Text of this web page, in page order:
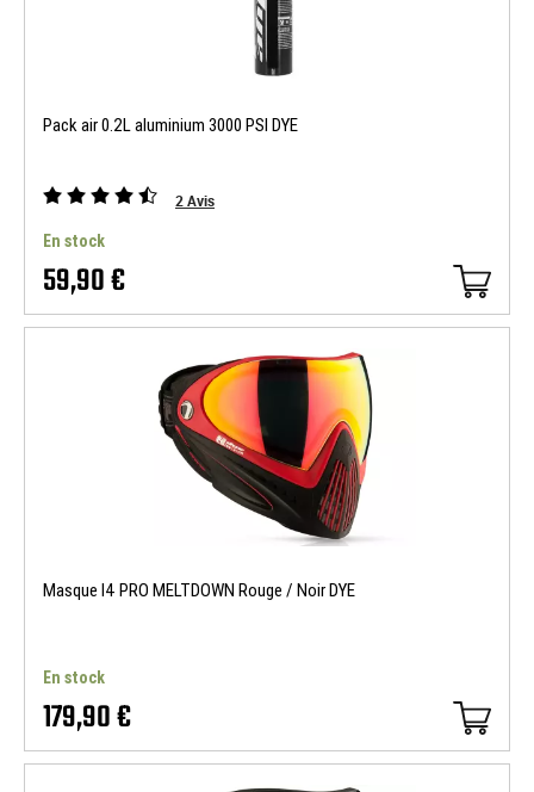
Pack air 0.2L aluminium 3000 PSI DYE
2Avis
En stock
59,90 €
Masque I4 PRO MELTDOWN Rouge / Noir DYE
En stock
179,90 €